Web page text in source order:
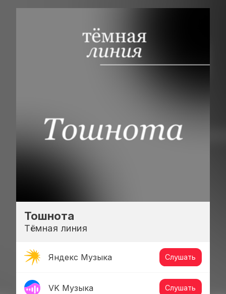
Тошнота
Тёмная линия
Яндекс Музыка Слушать
VK Музыка Слушать